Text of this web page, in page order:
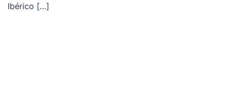
Ibérico […]